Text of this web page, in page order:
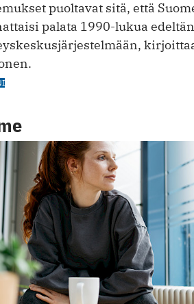
puoltavat sitä, että
palata 1990-lukua